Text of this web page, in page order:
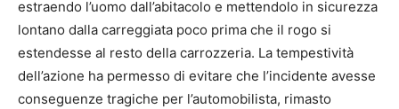
estraendo l’uomo dall’abitacolo e mettendolo in sicurezza
lontano dalla carreggiata poco prima che il rogo si
estendesse al resto della carrozzeria. La tempestività
dell’azione ha permesso di evitare che l’incidente avesse
conseguenze tragiche per l’automobilista, rimasto